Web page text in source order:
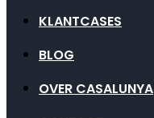
KLANTCASES
BLOG
OVER CASALUNYA